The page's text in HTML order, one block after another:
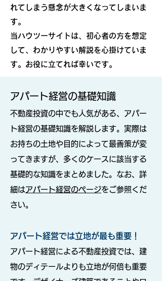
れてしまう懸念が大きくなってしまいま
す。
​当ハウツーサイトは、初心者の方を想定
して、わかりやすい解説を心掛けていま
す。お役に立てれば幸いです。
アパート経営の基礎知識
不動産投資の中でも人気がある、アパー
ト経営の基礎知識を解説します。実際は
お持ちの土地や目的によって最善策が変
ってきますが、多くのケースに該当する
基礎的な知識をまとめました。なお、詳
細はアパート経営のページをご参照くだ
さい。
アパート経営では立地が最も重要！
アパート経営による不動産投資では、建
物のディテールよりも立地が何倍も重要